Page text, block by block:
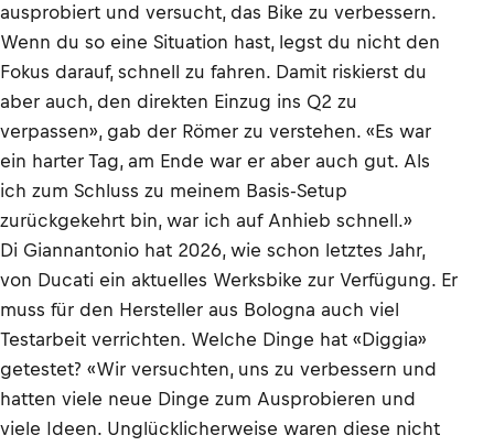
ausprobiert und versucht, das Bike zu verbessern.
Wenn du so eine Situation hast, legst du nicht den
Fokus darauf, schnell zu fahren. Damit riskierst du
aber auch, den direkten Einzug ins Q2 zu
verpassen», gab der Römer zu verstehen. «Es war
ein harter Tag, am Ende war er aber auch gut. Als
ich zum Schluss zu meinem Basis-Setup
zurückgekehrt bin, war ich auf Anhieb schnell.»
Di Giannantonio hat 2026, wie schon letztes Jahr,
von Ducati ein aktuelles Werksbike zur Verfügung. Er
muss für den Hersteller aus Bologna auch viel
Testarbeit verrichten. Welche Dinge hat «Diggia»
getestet? «Wir versuchten, uns zu verbessern und
hatten viele neue Dinge zum Ausprobieren und
viele Ideen. Unglücklicherweise waren diese nicht